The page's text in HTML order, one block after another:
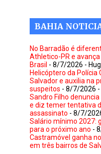
BAHIA
No Barradão é
Athletico-PR e
Brasil - 8/7/2026 -
Helicóptero da Polícia
Salvador e auxilia na
suspeitos - 8/7/2026
Sandro Filho
e diz temer tentativa
assassinato - 8/7/
Salário mínimo 2027:
para o próximo ano -
Castramóvel ganha
em três bairros de